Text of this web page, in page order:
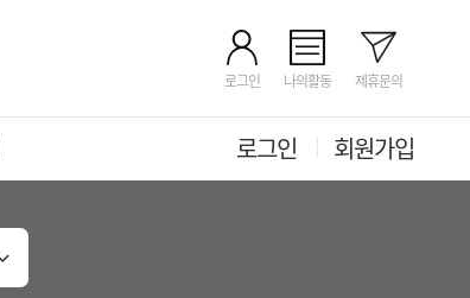
로그인 나의활동 제휴문의
로그인 회원가입